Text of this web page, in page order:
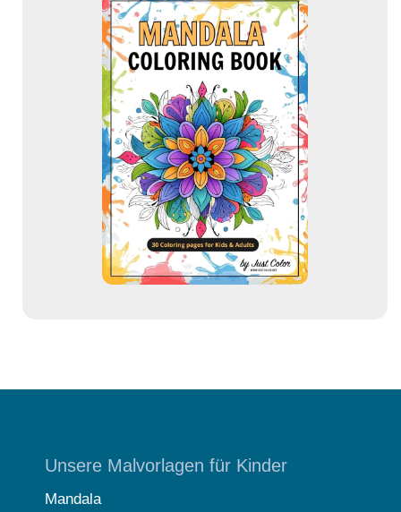
Unsere Malvorlagen für Kinder
Mandala